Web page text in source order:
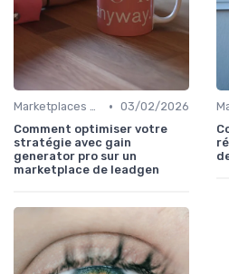
Marketplaces de leadgen • 03/02/2026
Comment optimiser votre
stratégie avec gain
generator pro sur un
marketplace de leadgen